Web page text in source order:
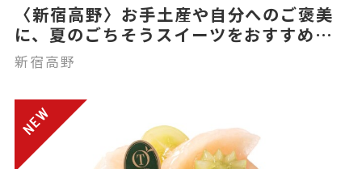
〈新宿高野〉お手土産や自分へのご褒美
に、夏のごちそうスイーツをおすすめ🩵
💛
新宿高野